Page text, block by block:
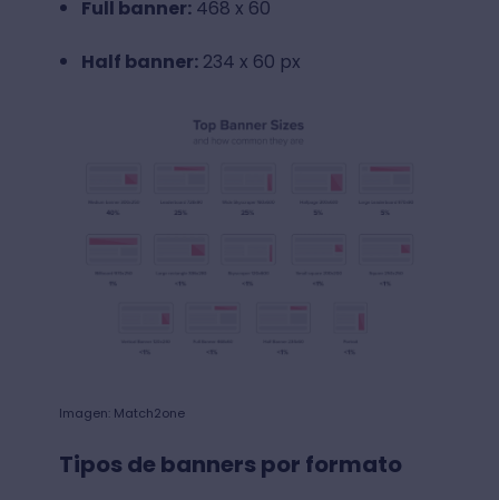
Full banner:468 x 60
Half banner:234 x 60 px
Imagen: Match2one
Tipos de banners por formato